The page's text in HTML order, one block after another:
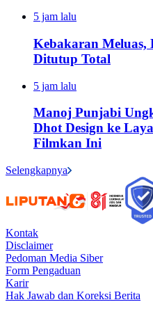
5 jam lalu
Kebakaran Meluas,
Ditutup Total
5 jam lalu
Manoj Punjabi
Dhot Design ke
Filmkan Ini
Selengkapnya
Kontak
Disclaimer
Pedoman Media Siber
Form Pengaduan
Karir
Hak Jawab dan Koreksi Berita